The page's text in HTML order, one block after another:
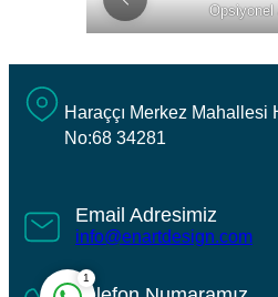
Opsiyonel
Haraççı Merkez Mahallesi
No:68 34281
Email Adresimiz
info@enartdesign.com
1